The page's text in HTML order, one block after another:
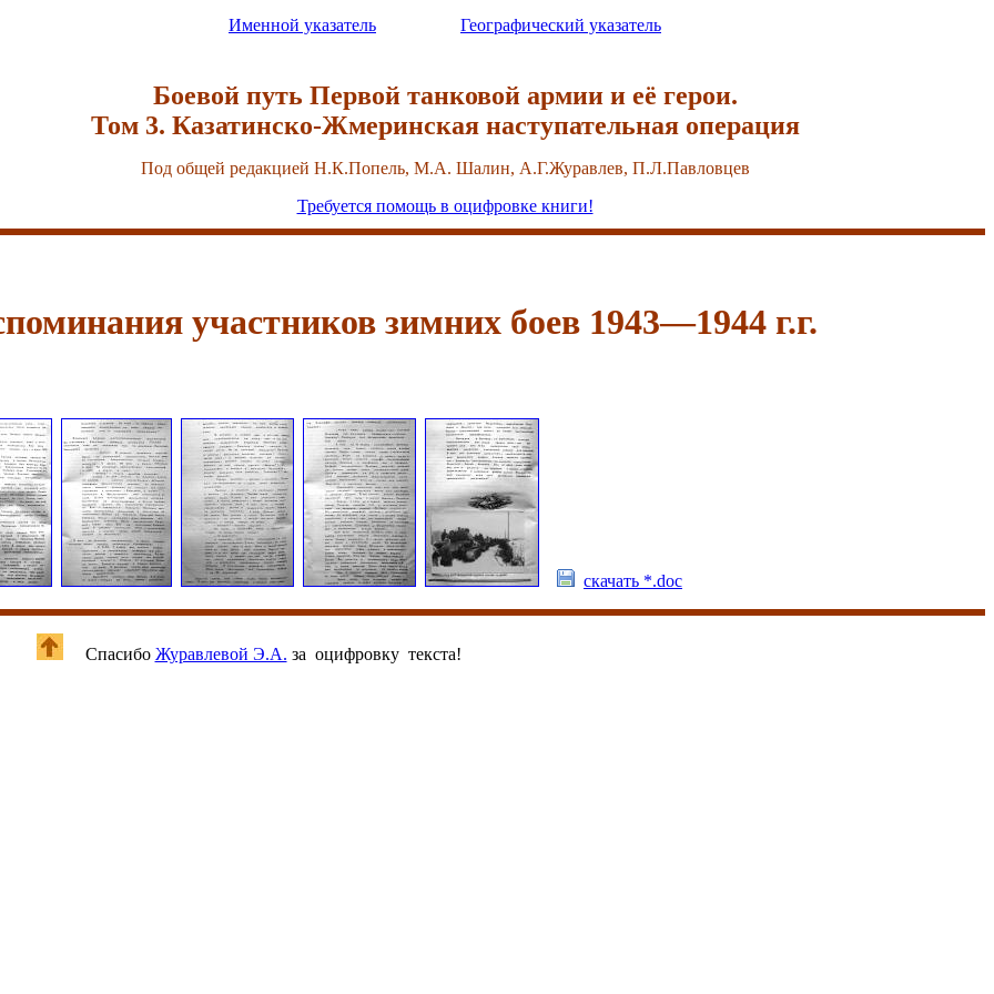
Именной указатель Географический указатель
Боевой путь Первой танковой армии и её герои.
Том 3. Казатинско-Жмеринская наступательная операция
Под общей редакцией Н.К.Попель, М.А. Шалин, А.Г.Журавлев, П.Л.Павловцев
Требуется помощь в оцифровке книги!
участников зимних боев 1943—1944 г.г.
скачать *.doc
Спасибо Журавлевой Э.А. за оцифровку текста!